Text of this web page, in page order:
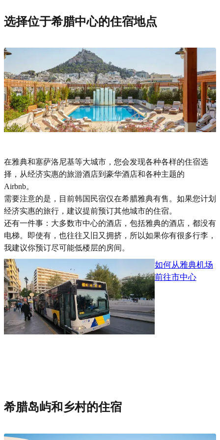
选择位于希腊中心的住宿地点
在雅典和塞萨洛尼基等大城市，您会发现各种各样的住宿选
择，从经济实惠的旅游酒店到豪华酒店和各种主题的
Airbnb。
需要注意的是，目前韩国民宿仅在希腊雅典有售。如果您计划
经济实惠的旅行，建议提前预订其他城市的住宿。
还有一件事：大多数市中心的酒店，包括雅典的酒店，都没有
电梯。即使有，也往往又旧又拥挤，所以如果你有很多行李，
我建议你预订尽可能低楼层的房间。
如何从雅典机场
前往市中心
希腊岛屿和乡村的住宿